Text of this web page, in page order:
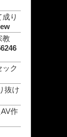
り
教
ック
抜け
作